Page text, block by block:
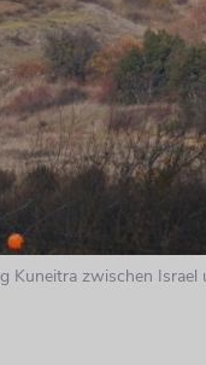
Kuneitra zwischen Israel